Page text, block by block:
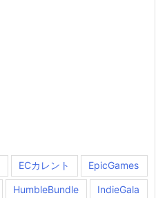
ECカレント EpicGames
HumbleBundle
IndieGala